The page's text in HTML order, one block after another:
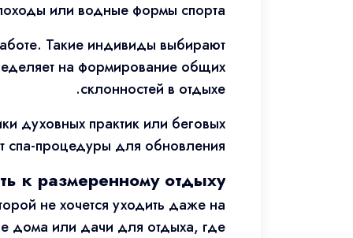
или водные формы спорта.
Такие индивиды выбирают
на формирование общих
склонностей в отдыхе.
духовных практик или беговых
процедуры для обновления.
к размеренному отдыху
не хочется уходить даже на
дома или дачи для отдыха, где